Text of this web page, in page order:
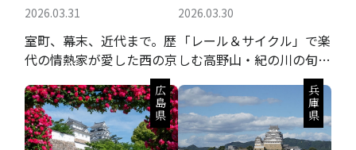
2026.03.31
室町、幕末、近代まで。歴
代の情熱家が愛した西の京
2026.03.30
「レール＆サイクル」で楽
しむ高野山・紀の川の旬の
広島県 兵庫県